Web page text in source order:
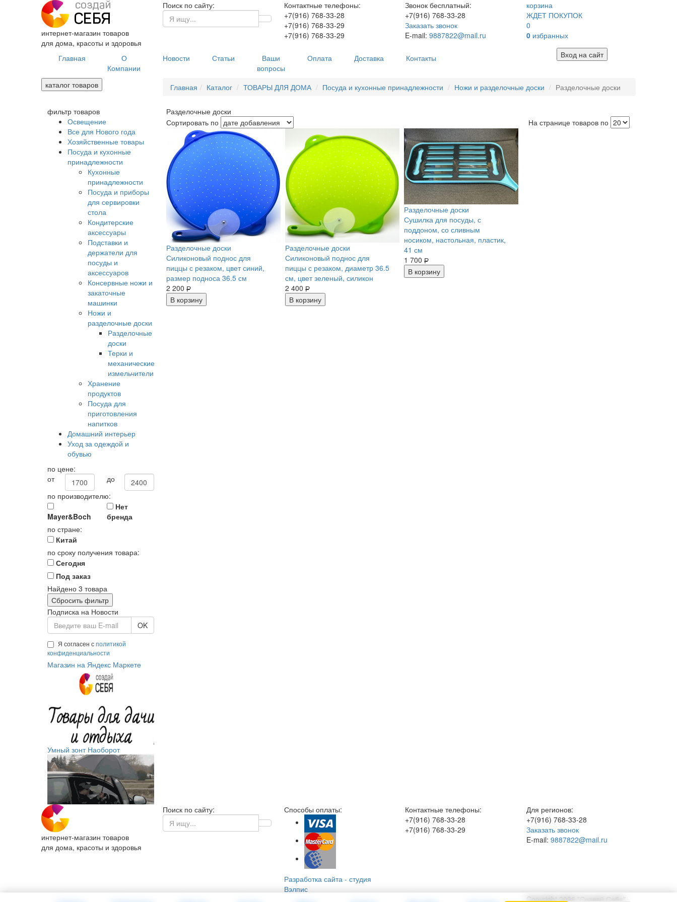
интернет-магазин товаров
для дома, красоты и здоровья
Поиск по сайту:
Контактные телефоны:
+7(916) 768-33-28
+7(916) 768-33-29
+7(916) 768-33-29
Звонок бесплатный:
+7(916) 768-33-28
Заказать звонок
E-mail:9887822@mail.ru
корзина
ЖДЕТ ПОКУПОК
0
0 избранных
Главная
О
Компании
Новости Статьи
Ваши
вопросы
Оплата Доставка Контакты Вход на сайт
каталог товаров Главная Каталог ТОВАРЫ ДЛЯ ДОМА Посуда и кухонные принадлежности Ножи и разделочные доски Разделочные доски
фильтр товаров
Освещение
Все для Нового года
Хозяйственные товары
Посуда и кухонные
принадлежности
Кухонные
принадлежности
Посуда и приборы
для сервировки
стола
Кондитерские
аксессуары
Подставки и
держатели для
посуды и
аксессуаров
Консервные ножи и
закаточные
машинки
Ножи и
разделочные доски
Разделочные
доски
Терки и
механические
измельчители
Хранение
продуктов
Посуда для
приготовления
напитков
Домашний интерьер
Уход за одеждой и
обувью
по цене:
от
до
по производителю:
Mayer&Boch
Нет
бренда
по стране:
Китай
по сроку получения товара:
Сегодня
Под заказ
Найдено 3 товара
Сбросить фильтр
Подписка на Новости
OK
Я согласен сполитикой
конфиденциальности
Магазин на Яндекс Маркете
Умный зонт Наоборот
Разделочные доски
Сортировать по
На странице товаров по
Разделочные доски
Силиконовый поднос для
пиццы с резаком, цвет синий,
размер подноса 36.5 см
2 200 Р
В корзину
Разделочные доски
Силиконовый поднос для
пиццы с резаком, диаметр 36.5
см, цвет зеленый, силикон
2 400 Р
В корзину
Разделочные доски
Сушилка для посуды, с
поддоном, со сливным
носиком, настольная, пластик,
41 см
1 700 Р
В корзину
интернет-магазин товаров
для дома, красоты и здоровья
Поиск по сайту: Способы оплаты:
Разработка сайта - студия
Вэлпис
Контактные телефоны:
+7(916) 768-33-28
+7(916) 768-33-29
Для регионов:
+7(916) 768-33-28
Заказать звонок
E-mail:9887822@mail.ru
Copyright 2026 "Создай Себя"